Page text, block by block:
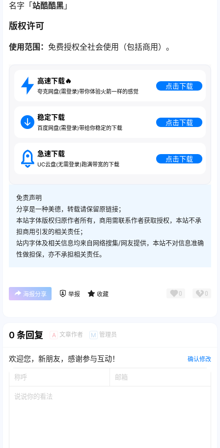
名字「站酷酷黑 」
版权许可
使用范围： 免费授权全社会使用（包括商用）。
高速下载🔥
夸克网盘(需登录)带你体验火箭一样的感觉
点击下载
稳定下载
百度网盘(需登录)带给你稳定的下载
点击下载
急速下载
UC云盘(无需登录)跑满带宽的下载
点击下载
免责声明
分享是一种美德，转载请保留原链接；
本站字体版权归原作者所有，商用需联系作者获取授权，本站不承
担商用引发的相关责任；
站内字体及相关信息均来自网络搜集/网友提供，本站不对信息准确
性做担保，亦不承担相关责任。
海报分享 举报 收藏 0 0
0 条回复 A 文章作者 M 管理员
欢迎您，新朋友，感谢参与互动！ 确认修改